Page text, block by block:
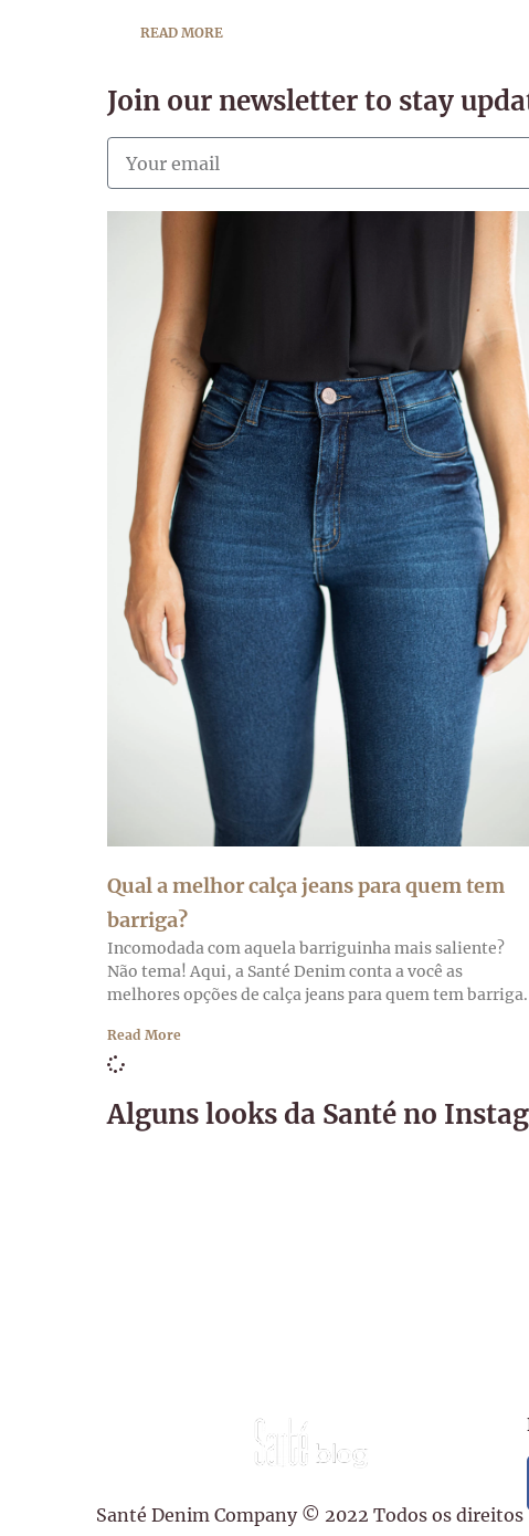
READ MORE
Join our newsletter to stay
Qual a melhor calça jeans para quem tem
barriga?
Incomodada com aquela barriguinha mais saliente?
Não tema! Aqui, a Santé Denim conta a você as
melhores opções de calça jeans para quem tem barriga.
Read More
Alguns looks da Santé no
Santé Denim Company © 2022 Todos os direitos